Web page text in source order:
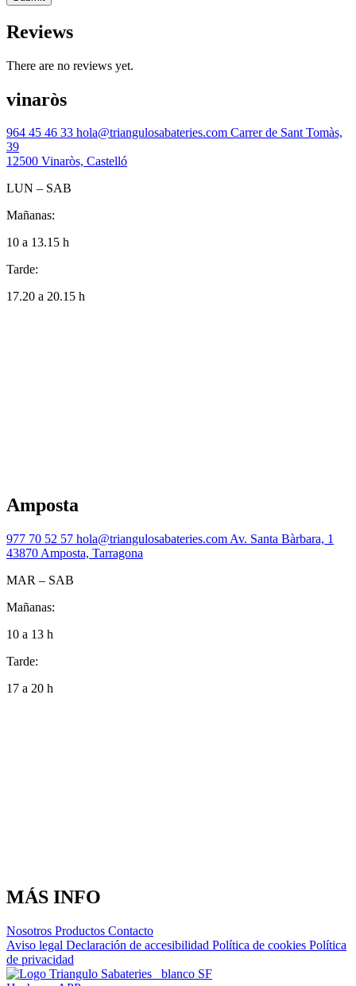
Reviews
There are no reviews yet.
vinaròs
964 45 46 33 hola@triangulosabateries.com Carrer de Sant Tomàs,
39
12500 Vinaròs, Castelló
LUN – SAB
Mañanas:
10 a 13.15 h
Tarde:
17.20 a 20.15 h
Amposta
977 70 52 57 hola@triangulosabateries.com Av. Santa Bàrbara, 1
43870 Amposta, Tarragona
MAR – SAB
Mañanas:
10 a 13 h
Tarde:
17 a 20 h
MÁS INFO
Nosotros Productos Contacto
Aviso legal Declaración de accesibilidad Política de cookies Política
de privacidad